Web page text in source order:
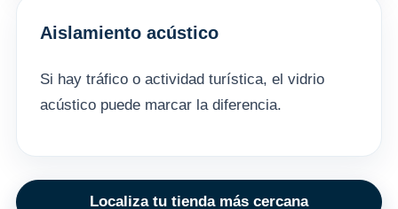
Aislamiento acústico
Si hay tráfico o actividad turística, el vidrio
acústico puede marcar la diferencia.
Localiza tu tienda más cercana